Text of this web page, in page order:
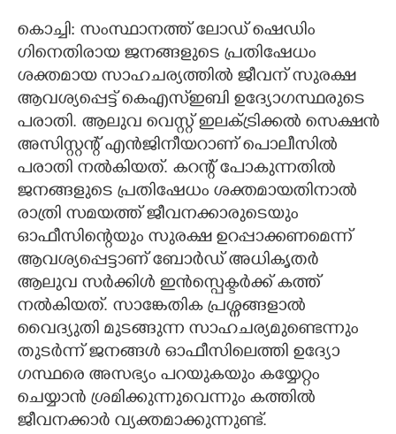
LITERATURE
CONTACT US
കൊച്ചി: സംസ്ഥാനത്ത് ലോഡ് ഷെ‌ഡിം​
ഗിനെതിരായ ജനങ്ങളുടെ പ്രതിഷേധം
ശക്തമായ സാഹചര്യത്തിൽ ജീവന് സുരക്ഷ
ആവശ്യപ്പെട്ട് കെഎസ്ഇബി ഉദ്യോഗസ്ഥരുടെ
പരാതി. ആലുവ വെസ്റ്റ് ഇലക്ട്രിക്കൽ സെക്ഷൻ
അസിസ്റ്റന്റ് എൻജിനീയറാണ് പൊലീസിൽ
പരാതി നൽകിയത്. കറന്റ് പോകുന്നതിൽ
ജനങ്ങളുടെ പ്രതിഷേധം ശക്തമായതിനാൽ
രാത്രി സമയത്ത് ജീവനക്കാരുടെയും
ഓഫീസിന്റെയും സുരക്ഷ ഉറപ്പാക്കണമെന്ന്
ആവശ്യപ്പെട്ടാണ് ബോർഡ് അധികൃതർ
ആലുവ സർക്കിൾ ഇൻസ്പെക്ടർക്ക് കത്ത്
നൽകിയത്. സാങ്കേതിക പ്രശ്നങ്ങളാല്‍
വൈദ്യുതി മുടങ്ങുന്ന സാഹചര്യമുണ്ടെന്നും
തുടർന്ന് ജനങ്ങള്‍ ഓഫീസിലെത്തി ഉദ്യോ​
ഗസ്ഥരെ അസഭ്യം പറയുകയും കയ്യേറ്റം
ചെയ്യാൻ ശ്രമിക്കുന്നുവെന്നും കത്തിൽ
ജീവനക്കാർ വ്യക്തമാക്കുന്നുണ്ട്.